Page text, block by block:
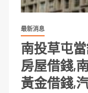
最新消息
南投草屯
房屋借錢,
黃金借錢,